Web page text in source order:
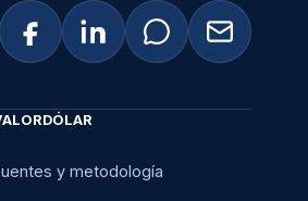
y metodología